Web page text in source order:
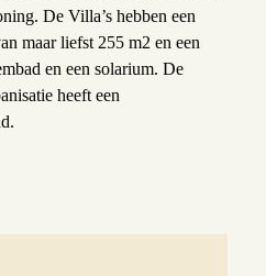
De Villa’s hebben een
maar liefst 255 m2 en een
en een solarium. De
heeft een